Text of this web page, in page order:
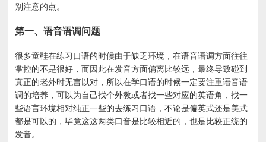
别注意的点。
第一、语音语调问题
很多童鞋在练习口语的时候由于缺乏环境，在语音语调方面往往
掌控的不是很好，而因此在发音方面偏离比较远，最终导致碰到
真正的老外时无言以对，所以在学口语的时候一定要注重语音语
调的培养，可以为自己找个外教或者找一些对应的英语角，找一
些语言环境相对纯正一些的去练习口语，不论是偏英式还是美式
都是可以的，毕竟这这两类口音是比较相近的，也是比较正统的
发音。